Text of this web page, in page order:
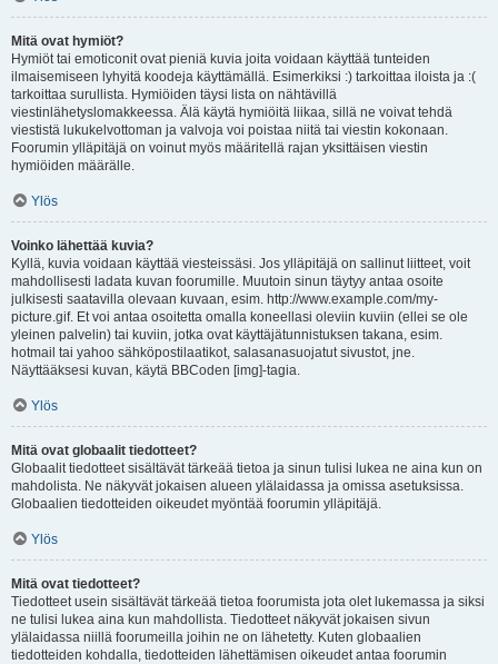
Mitä ovat hymiöt?
Hymiöt tai emoticonit ovat pieniä kuvia joita voidaan käyttää tunteiden
ilmaisemiseen lyhyitä koodeja käyttämällä. Esimerkiksi :) tarkoittaa iloista ja :(
tarkoittaa surullista. Hymiöiden täysi lista on nähtävillä
viestinlähetyslomakkeessa. Älä käytä hymiöitä liikaa, sillä ne voivat tehdä
viestistä lukukelvottoman ja valvoja voi poistaa niitä tai viestin kokonaan.
Foorumin ylläpitäjä on voinut myös määritellä rajan yksittäisen viestin
hymiöiden määrälle.
Ylös
Voinko lähettää kuvia?
Kyllä, kuvia voidaan käyttää viesteissäsi. Jos ylläpitäjä on sallinut liitteet, voit
mahdollisesti ladata kuvan foorumille. Muutoin sinun täytyy antaa osoite
julkisesti saatavilla olevaan kuvaan, esim. http://www.example.com/my-
picture.gif. Et voi antaa osoitetta omalla koneellasi oleviin kuviin (ellei se ole
yleinen palvelin) tai kuviin, jotka ovat käyttäjätunnistuksen takana, esim.
hotmail tai yahoo sähköpostilaatikot, salasanasuojatut sivustot, jne.
Näyttääksesi kuvan, käytä BBCoden [img]-tagia.
Ylös
Mitä ovat globaalit tiedotteet?
Globaalit tiedotteet sisältävät tärkeää tietoa ja sinun tulisi lukea ne aina kun on
mahdolista. Ne näkyvät jokaisen alueen ylälaidassa ja omissa asetuksissa.
Globaalien tiedotteiden oikeudet myöntää foorumin ylläpitäjä.
Ylös
Mitä ovat tiedotteet?
Tiedotteet usein sisältävät tärkeää tietoa foorumista jota olet lukemassa ja siksi
ne tulisi lukea aina kun mahdollista. Tiedotteet näkyvät jokaisen sivun
ylälaidassa niillä foorumeilla joihin ne on lähetetty. Kuten globaalien
tiedotteiden kohdalla, tiedotteiden lähettämisen oikeudet antaa foorumin